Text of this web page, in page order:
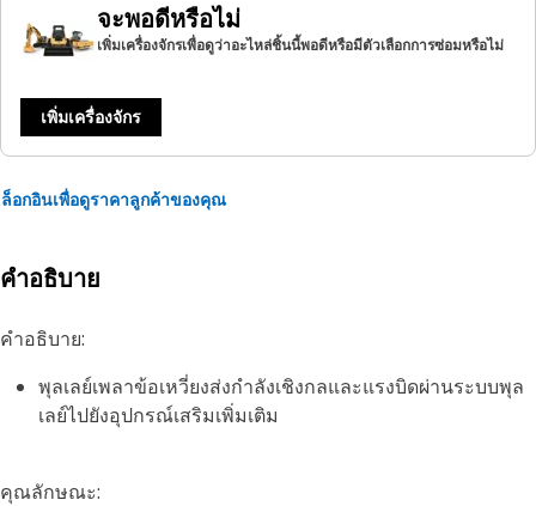
จะพอดีหรือไม่
เพิ่มเครื่องจักรเพื่อดูว่าอะไหล่ชิ้นนี้พอดีหรือมีตัวเลือกการซ่อมหรือไม่
เพิ่มเครื่องจักร
ล็อกอินเพื่อดูราคาลูกค้าของคุณ
คำอธิบาย
คำอธิบาย:
พุลเลย์เพลาข้อเหวี่ยงส่งกำลังเชิงกลและแรงบิดผ่านระบบพุล
เลย์ไปยังอุปกรณ์เสริมเพิ่มเติม
คุณลักษณะ: